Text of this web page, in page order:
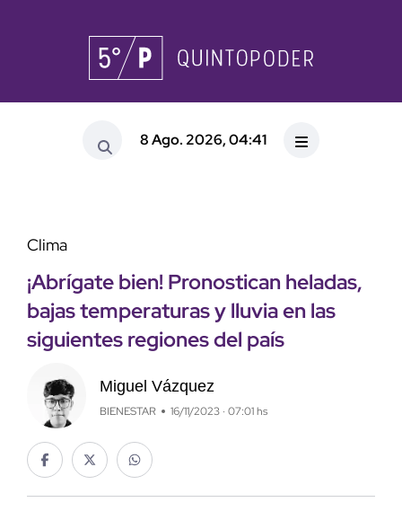
8 Ago. 2026, 04:41
Clima
¡Abrígate bien! Pronostican heladas,
bajas temperaturas y lluvia en las
siguientes regiones del país
Miguel Vázquez
BIENESTAR 16/11/2023 · 07:01 hs